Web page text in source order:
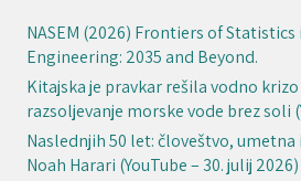
NASEM (2026) Frontiers of Statistics
Engineering: 2035 and Beyond.
Kitajska je pravkar rešila vodno krizo
razsoljevanje morske vode brez soli
Naslednjih 50 let: človeštvo,
Noah Harari (YouTube – 30. julij 2026)